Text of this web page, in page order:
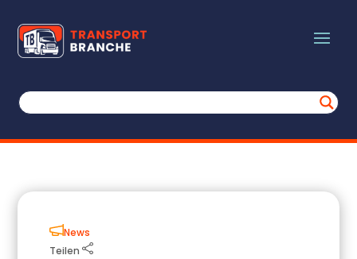
News
Teilen